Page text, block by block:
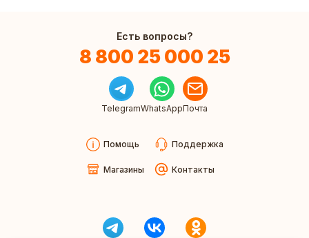
Есть вопросы?
8 800 25 000 25
TelegramWhatsAppПочта
Помощь Поддержка
Магазины Контакты